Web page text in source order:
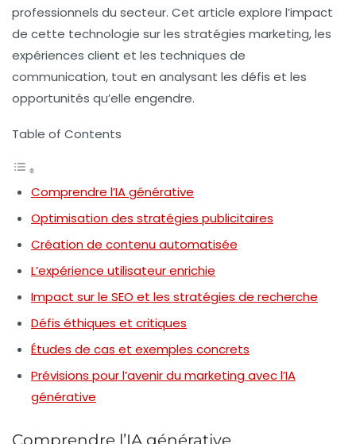
professionnels du secteur. Cet article explore l’impact
de cette technologie sur les stratégies marketing, les
expériences client et les techniques de
communication, tout en analysant les défis et les
opportunités qu’elle engendre.
Table of Contents
Comprendre l’IA générative
Optimisation des stratégies publicitaires
Création de contenu automatisée
L’expérience utilisateur enrichie
Impact sur le SEO et les stratégies de recherche
Défis éthiques et critiques
Études de cas et exemples concrets
Prévisions pour l’avenir du marketing avec l’IA
générative
Comprendre l’IA générative